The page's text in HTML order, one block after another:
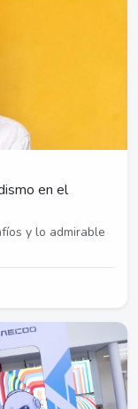
en el
y lo admirable